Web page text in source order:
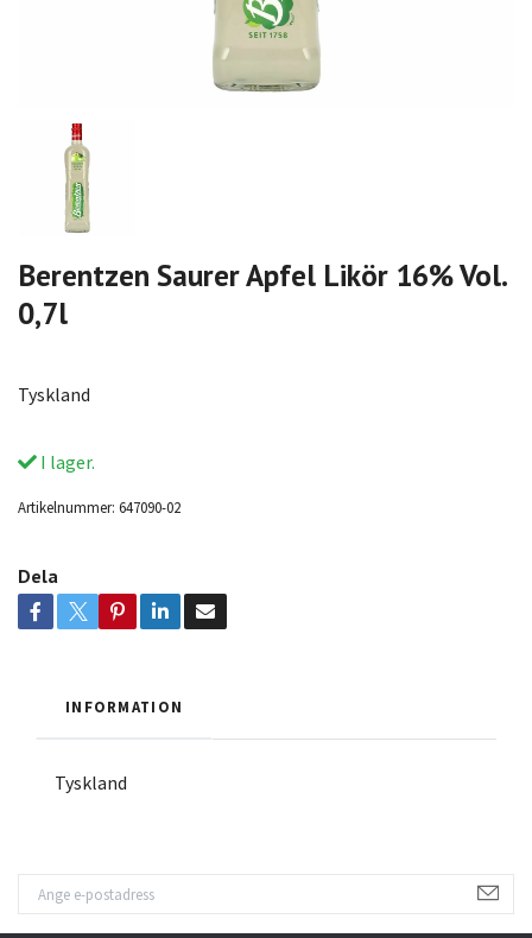
Berentzen Saurer Apfel Likör 16% Vol.
0,7l
Tyskland
I lager.
Artikelnummer: 647090-02
Dela
INFORMATION
Tyskland